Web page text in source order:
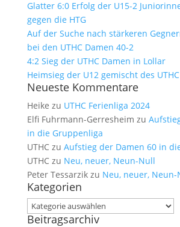
Glatter 6:0 Erfolg der U15-2
gegen die HTG
Auf der Suche nach stärkeren
bei den UTHC Damen 40-2
4:2 Sieg der UTHC Damen in Lollar
Heimsieg der U12 gemischt des UTHC
Neueste Kommentare
Heike zu UTHC Ferienliga 2024
Elfi Fuhrmann-Gerresheim zu
in die Gruppenliga
UTHCzu Aufstieg der Damen 60 in
UTHCzu Neu, neuer, Neun-Null
Peter Tessarzikzu Neu, neuer, Neun-
Kategorien
Kategorien
Beitragsarchiv